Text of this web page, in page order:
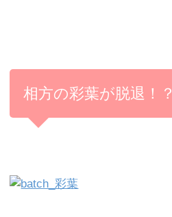
相方の彩葉が脱退！？